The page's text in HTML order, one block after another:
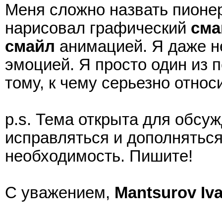
Меня сложно назвать
нарисовал графический
смайл анимацией. Я даже
эмоцией. Я просто один из
тому, к чему серьезно
p.s. Тема открыта для
исправляться и
необходимость. Пишите!
С уважением, Mantsurov